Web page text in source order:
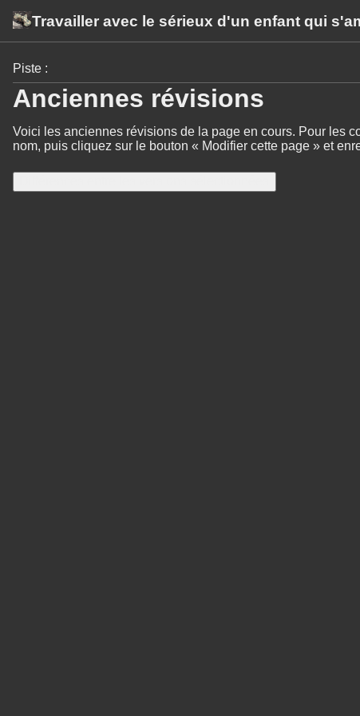
Travailler avec le sérieux d'un enfant qui
Piste :
Anciennes révisions
Voici les anciennes révisions de la page en cours. Pour les
nom, puis cliquez sur le bouton « Modifier cette page » et